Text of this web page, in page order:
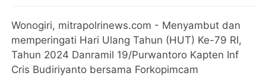
Wonogiri, mitrapolrinews.com - Menyambut dan
memperingati Hari Ulang Tahun (HUT) Ke-79 RI,
Tahun 2024 Danramil 19/Purwantoro Kapten Inf
Cris Budiriyanto bersama Forkopimcam